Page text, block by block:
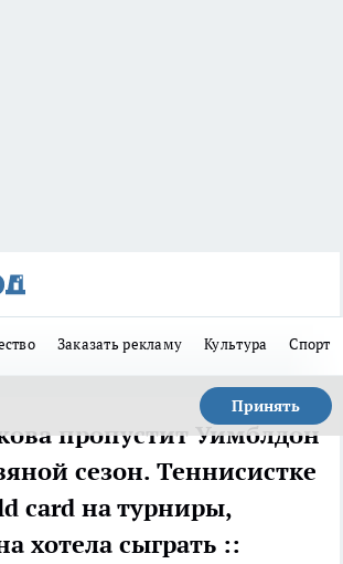
Заказать рекламу Культура Спорт
Принять
пропустит Уимблдон
сезон. Теннисистке
card на турниры,
хотела сыграть ::